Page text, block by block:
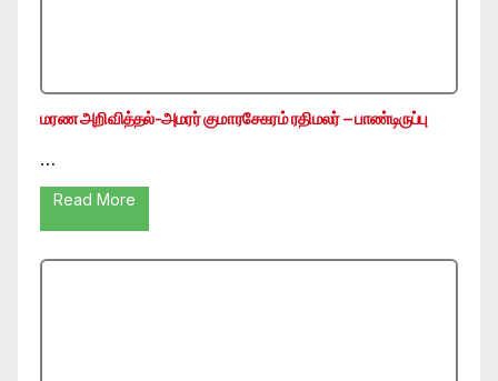
மரண அறிவித்தல்-அமரர் குமாரசேகரம் ரதிமலர் – பாண்டிருப்பு
…
Read More